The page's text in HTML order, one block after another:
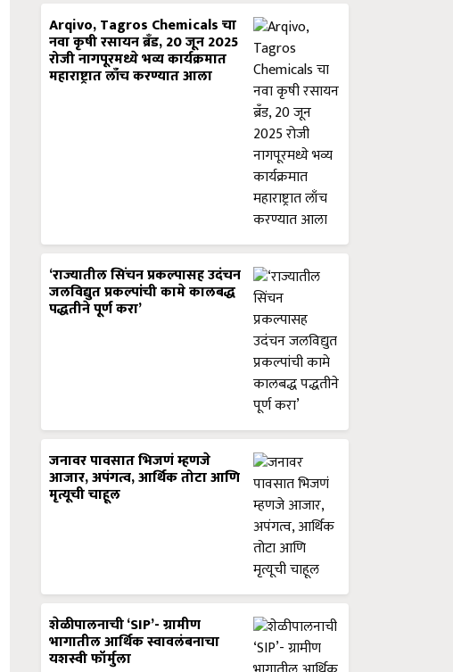
Arqivo, Tagros Chemicals चा
नवा कृषी रसायन ब्रँड, 20 जून 2025
रोजी नागपूरमध्ये भव्य कार्यक्रमात
महाराष्ट्रात लाँच करण्यात आला
‘राज्यातील सिंचन प्रकल्पासह उदंचन
जलविद्युत प्रकल्पांची कामे कालबद्ध
पद्धतीने पूर्ण करा’
जनावर पावसात भिजणं म्हणजे
आजार, अपंगत्व, आर्थिक तोटा आणि
मृत्यूची चाहूल
शेळीपालनाची ‘SIP’- ग्रामीण
भागातील आर्थिक स्वावलंबनाचा
यशस्वी फॉर्मुला